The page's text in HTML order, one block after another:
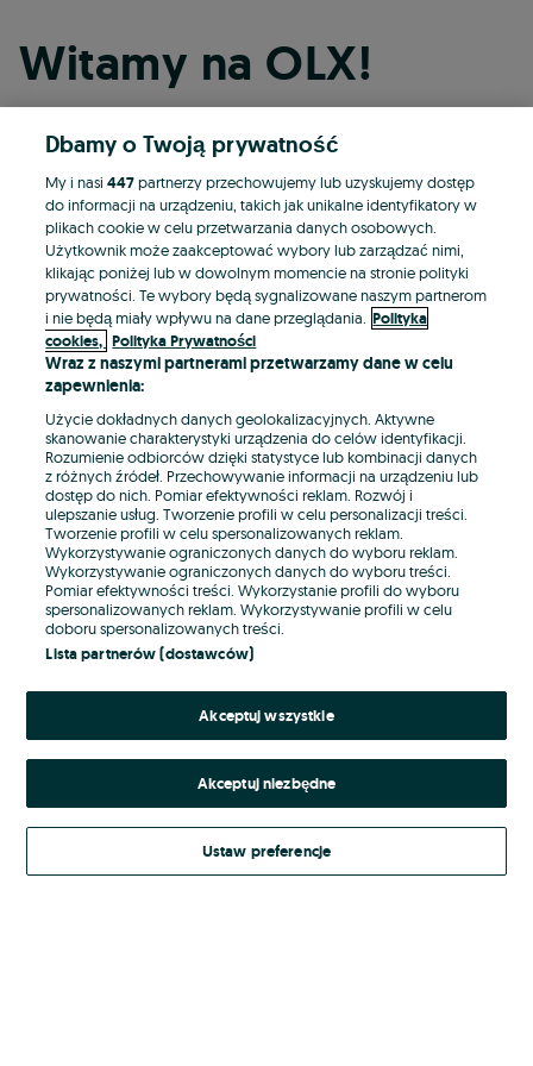
Witamy na OLX!
Kontynuuj przez Facebooka
Kontynuuj przez konto Apple
Kontynuuj przez konto Google
LUB
E-mail
Hasło
Nie pamiętasz hasła?
Zaloguj się
Kontynuując za pośrednictwem jednego z dostawców wskazanych powyżej,
Regulamin serwisuOLX.pl w jego aktualnym brzmieniu.
Dbamy o Twoją prywatność
My i nasi447partnerzy przechowujemy lub uzyskujemy dostęp
do informacji na urządzeniu, takich jak unikalne identyfikatory w
plikach cookie w celu przetwarzania danych osobowych.
Użytkownik może zaakceptować wybory lub zarządzać nimi,
klikając poniżej lub w dowolnym momencie na stronie polityki
prywatności. Te wybory będą sygnalizowane naszym partnerom
i nie będą miały wpływu na dane przeglądania. Polityka
cookies, Polityka Prywatności
Wraz z naszymi partnerami przetwarzamy dane w celu
zapewnienia:
Użycie dokładnych danych geolokalizacyjnych. Aktywne
skanowanie charakterystyki urządzenia do celów identyfikacji.
Rozumienie odbiorców dzięki statystyce lub kombinacji danych
z różnych źródeł. Przechowywanie informacji na urządzeniu lub
dostęp do nich. Pomiar efektywności reklam. Rozwój i
ulepszanie usług. Tworzenie profili w celu personalizacji treści.
Tworzenie profili w celu spersonalizowanych reklam.
Wykorzystywanie ograniczonych danych do wyboru reklam.
Wykorzystywanie ograniczonych danych do wyboru treści.
Pomiar efektywności treści. Wykorzystanie profili do wyboru
spersonalizowanych reklam. Wykorzystywanie profili w celu
doboru spersonalizowanych treści.
Lista partnerów (dostawców)
Akceptuj wszystkie
Akceptuj niezbędne
Ustaw preferencje